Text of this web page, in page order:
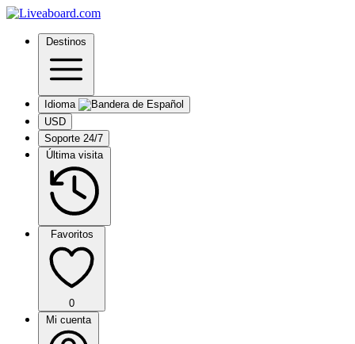
Destinos
Idioma
USD
Soporte 24/7
Última visita
Favoritos
0
Mi cuenta